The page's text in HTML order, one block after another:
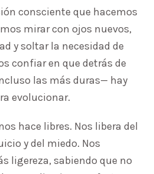
consciente que hacemos
mirar con ojos nuevos,
y soltar la necesidad de
confiar en que detrás de
las más duras— hay
evolucionar.
hace libres. Nos libera del
y del miedo. Nos
ligereza, sabiendo que no